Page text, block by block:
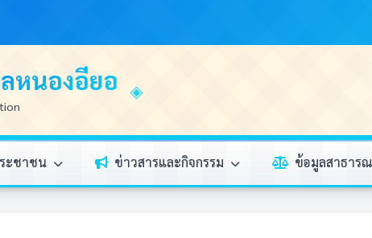
หนองอียอ
ะชาชน ข่าวสารและกิจกรรม ข้อมูลสาธาร